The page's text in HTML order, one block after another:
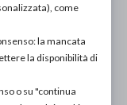
per la vita
come
la mancata
la disponibilità di
o su "continua